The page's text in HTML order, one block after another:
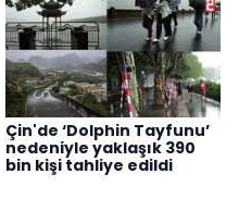
Çin'de ‘Dolphin Tayfunu’
nedeniyle yaklaşık 390
bin kişi tahliye edildi